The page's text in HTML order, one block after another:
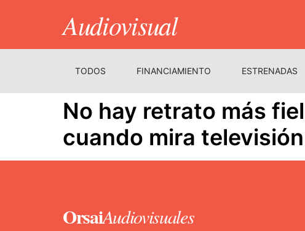
Audiovisual
TODOS FINANCIAMIENTO ESTRENADAS
No hay retrato más
cuando mira
OrsaiAudiovisuales